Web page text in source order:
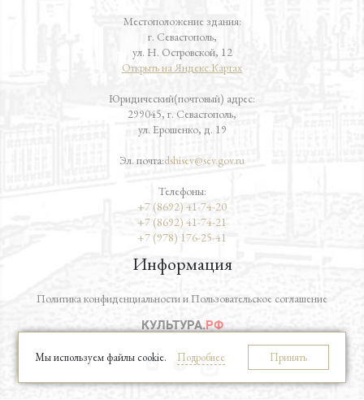
Местоположение здания:
г. Севастополь,
ул. Н. Островской, 12
Открыть на Яндекс.Картах
Юридический(почтовый) адрес:
299045, г. Севастополь,
ул. Ерошенко, д. 19
Эл. почта:dshisev@sev.gov.ru
Телефоны:
+7 (8692) 41-74-20
+7 (8692) 41-74-21
+7 (978) 176-25-41
Информация
Политика конфиденциальности и Пользовательское соглашение
vk telegram
Мы используем файлы cookie. Подробнее Принять